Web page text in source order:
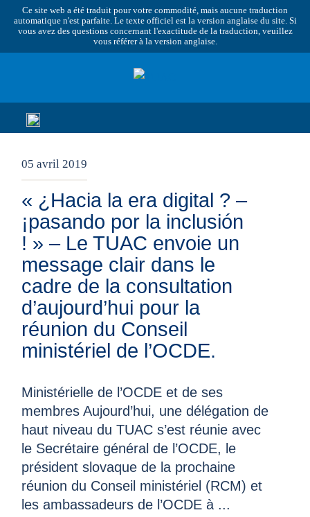
Ce site web a été traduit pour votre commodité, mais aucune traduction
automatique n'est parfaite. Le texte officiel est la version anglaise du site. Si
vous avez des questions concernant l'exactitude de la traduction, veuillez
vous référer à la version anglaise.
05 avril 2019
« ¿Hacia la era digital ? –
¡pasando por la inclusión
! » – Le TUAC envoie un
message clair dans le
cadre de la consultation
d’aujourd’hui pour la
réunion du Conseil
ministériel de l’OCDE.
Ministérielle de l’OCDE et de ses
membres Aujourd’hui, une délégation de
haut niveau du TUAC s’est réunie avec
le Secrétaire général de l’OCDE, le
président slovaque de la prochaine
réunion du Conseil ministériel (RCM) et
les ambassadeurs de l’OCDE à ...